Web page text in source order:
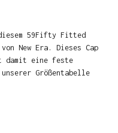
59Fifty Fitted
New Era. Dieses Cap
damit eine feste
Größentabelle